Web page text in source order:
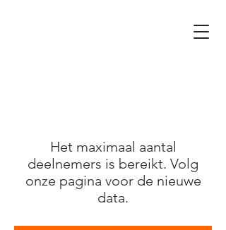
Het maximaal aantal
deelnemers is bereikt. Volg
onze pagina voor de nieuwe
data.